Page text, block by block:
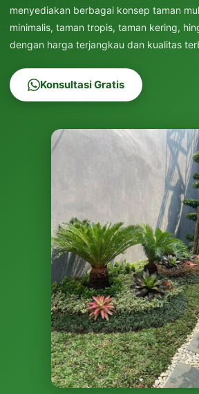
menyediakan berbagai konsep taman
minimalis, taman tropis, taman kering,
dengan harga terjangkau dan kualitas
Konsultasi Gratis